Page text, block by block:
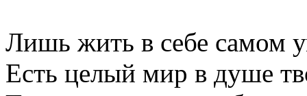
Лишь жить в себе самом
Есть целый мир в душе